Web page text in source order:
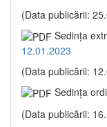
(Data publicării:
Sedinţa
12.01.2023
(Data publicării:
Sedinţa
(Data publicării: